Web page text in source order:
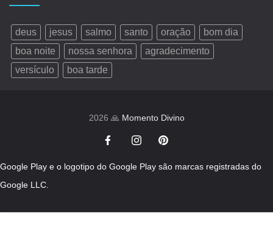
deus jesus salmo santo oração
bom dia
boa noite
nossa senhora
agradecimento
versículo
boa tarde
2026 🙏 Momento Divino
Google Play e o logotipo do Google Play são marcas registradas do
Google LLC.